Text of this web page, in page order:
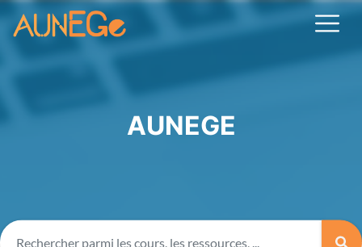
AUNEGE